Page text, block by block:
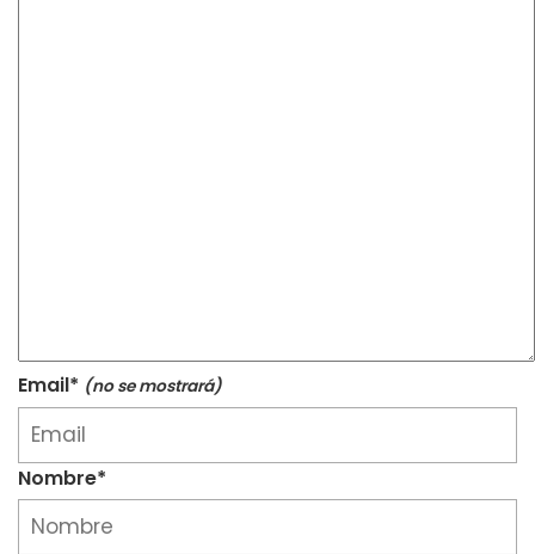
Email* (no se mostrará)
Nombre*